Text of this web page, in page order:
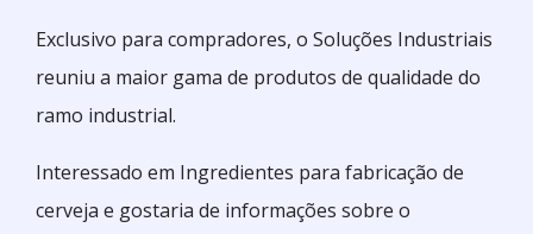
Exclusivo para compradores, o Soluções Industriais
reuniu a maior gama de produtos de qualidade do
ramo industrial.
Interessado em Ingredientes para fabricação de
cerveja e gostaria de informações sobre o